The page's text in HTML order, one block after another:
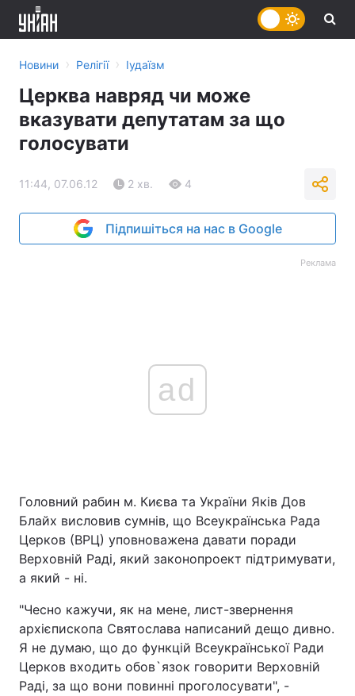
Новини › Релігії › Іудаїзм
Церква навряд чи може
вказувати депутатам за що
голосувати
11:44, 07.06.12 2 хв. 4
Підпишіться на нас в Google
Реклама
ad
Головний рабин м. Києва та України Яків Дов
Блайх висловив сумнів, що Всеукраїнська Рада
Церков (ВРЦ) уповноважена давати поради
Верховній Раді, який законопроект підтримувати,
а який - ні.
"Чесно кажучи, як на мене, лист-звернення
архієпископа Святослава написаний дещо дивно.
Я не думаю, що до функцій Всеукраїнської Ради
Церков входить обов`язок говорити Верховній
Раді, за що вони повинні проголосувати", -